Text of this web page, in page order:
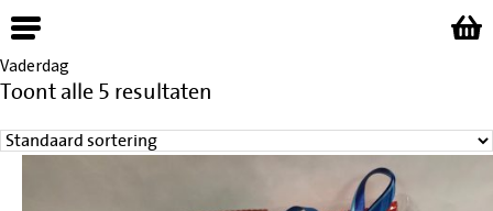
Vaderdag
Toont alle 5 resultaten